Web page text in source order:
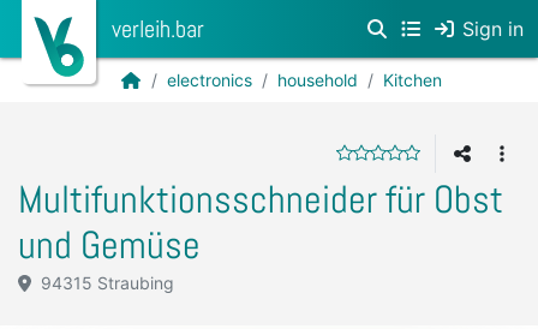
verleih.bar Sign in
electronics household Kitchen
Multifunktionsschneider für Obst
und Gemüse
94315 Straubing